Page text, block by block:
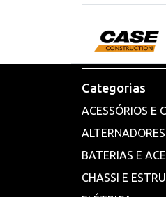
Categorias
ACESSÓRIOS E
BATERIAS E
CHASSI E